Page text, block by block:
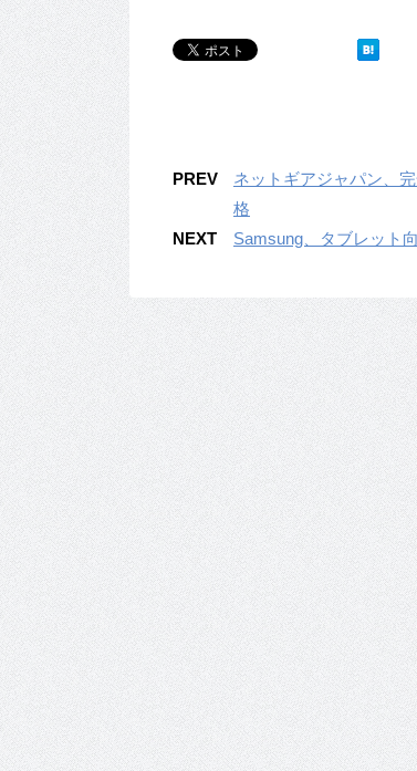
PREV
ネットギアジャパン、
格
NEXT
Samsung、タブレット